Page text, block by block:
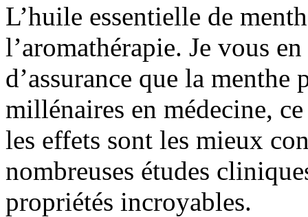
L’huile essentielle de
l’aromathérapie. Je vous
d’assurance que la
millénaires en médecine,
les effets sont les mieux
nombreuses études
propriétés incroyables.